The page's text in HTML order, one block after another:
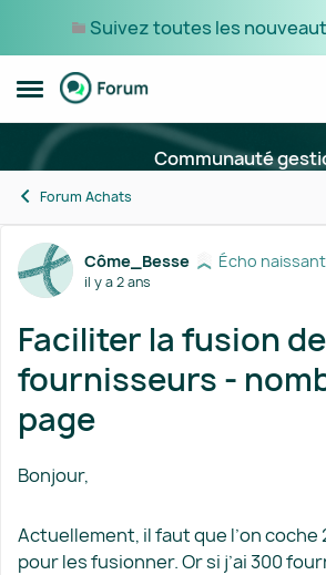
Suivez toutes les
Ouvrir Menu Latéral
Passer au contenu
Communauté
Forum Achats
Forum Discussion
Côme_Besse Écho naissant
il y a 2 ans
Faciliter la fusion
fournisseurs -
page
Bonjour,
Actuellement, il faut que l’on
pour les fusionner. Or si j’ai 300